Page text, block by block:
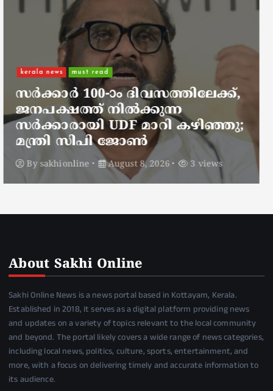
kerala news must read
നാടെങ്ങും പൊലീസ് തിരയുന്നു,
ചായകുടിക്കാൻ എടപ്പാളിലെത്തി
അർജുൻ ആയങ്കി;
സഞ്ചരിക്കുന്നത് വാഹനങ്ങൾ
മാറ്റി
Bysakhionline August 8, 2026 5 views
About Sakhi Online
Sakhi Online News is a news portal based in Kottayam, Kerala.
Established in 2018, it serves as a digital platform providing news
and updates on a variety of topics relevant to the local community
and beyond. The portal likely covers a wide range of news categories,
including local news, politics, culture, sports, entertainment, and
more, with a focus on delivering timely and accurate information to
its audience.